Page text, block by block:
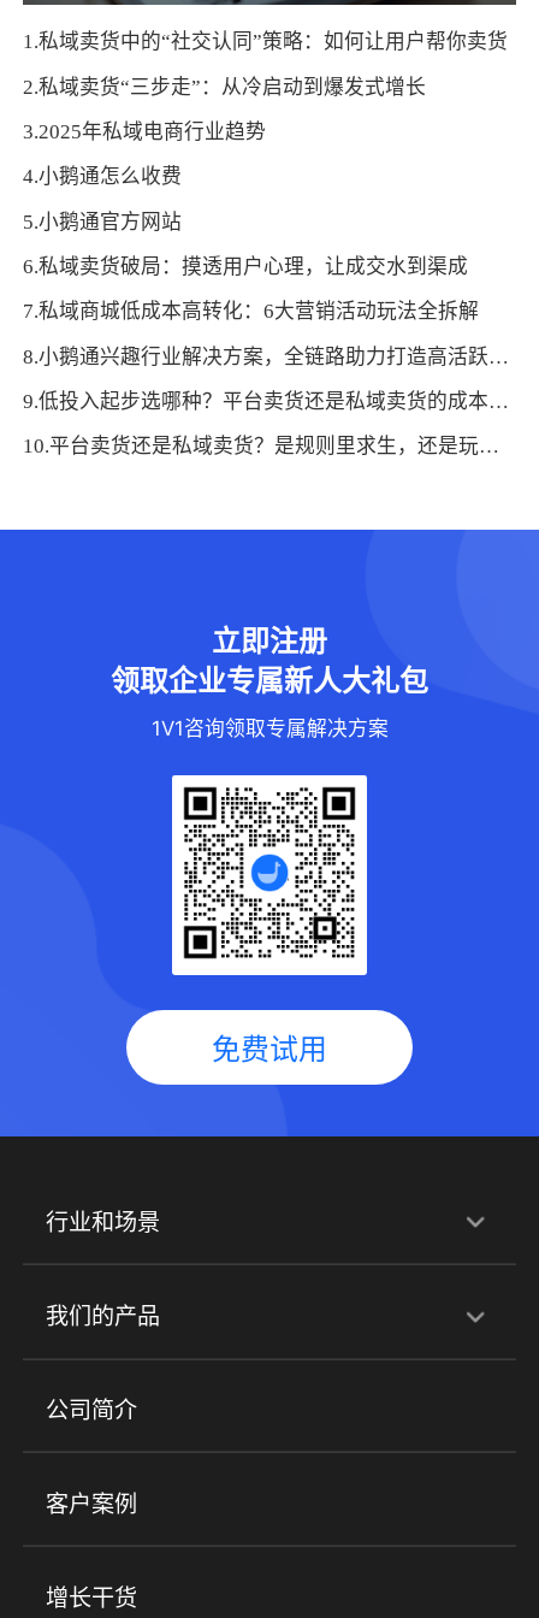
1.私域卖货中的“社交认同”策略：如何让用户帮你卖货
2.私域卖货“三步走”：从冷启动到爆发式增长
3.2025年私域电商行业趋势
4.小鹅通怎么收费
5.小鹅通官方网站
6.私域卖货破局：摸透用户心理，让成交水到渠成
7.私域商城低成本高转化：6大营销活动玩法全拆解
8.小鹅通兴趣行业解决方案，全链路助力打造高活跃用户生态！
9.低投入起步选哪种？平台卖货还是私域卖货的成本结构对比
10.平台卖货还是私域卖货？是规则里求生，还是玩法里做主？
立即注册
领取企业专属新人大礼包
1V1咨询领取专属解决方案
免费试用
行业和场景
行业解决方案
培训机构 职业技能培训 兴趣培训
金融行业
心理机构
我们的产品
产品
小程序商城 ERP 企微SCRM
社群圈子
公司简介
客户案例
增长干货